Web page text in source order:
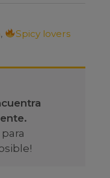
, Spicy lovers